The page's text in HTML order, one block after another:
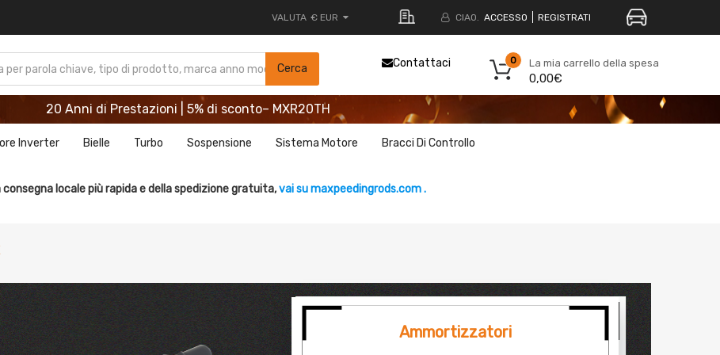
VALUTA € EUR CIAO. ACCESSO REGISTRATI
Cerca La mia carrello della spesa
0
0,00€
Contattaci
20 Anni di Prestazioni | 5% di sconto– MXR20TH
REGISTRATI ORA E RISPARMIA 5%- CODICE： WELCOME
20 Anni di Prestazioni | 5% di sconto– MXR20TH
REGISTRATI ORA E RISPARMIA 5%- CODICE： WELCOME
Inverter Bielle Turbo Sospensione Sistema Motore Bracci Di Controllo
locale più rapida e della spedizione gratuita,vai su maxpeedingrods.com .
Ammortizzatori